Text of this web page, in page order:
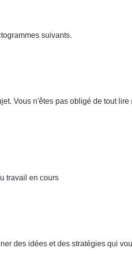
suivants.
Vous n'êtes pas obligé de tout
travail en cours
des idées et des stratégies qui